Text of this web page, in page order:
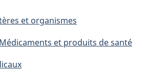
et organismes
Médicaments et produits de santé